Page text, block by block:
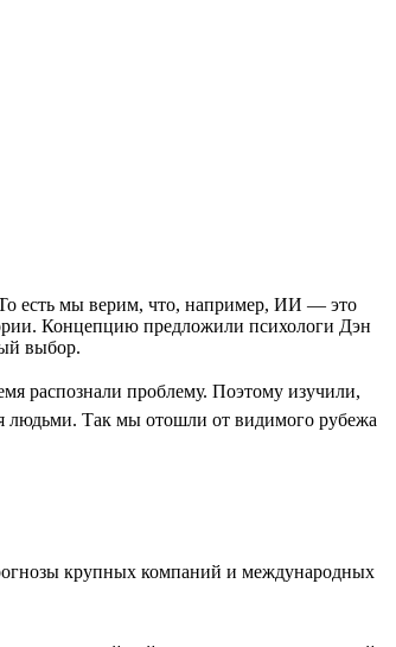
То есть мы верим, что, например, ИИ — это
Концепцию предложили психологи Дэн
выбор.
распознали проблему. Поэтому изучили,
людьми. Так мы отошли от видимого рубежа
крупных компаний и международных